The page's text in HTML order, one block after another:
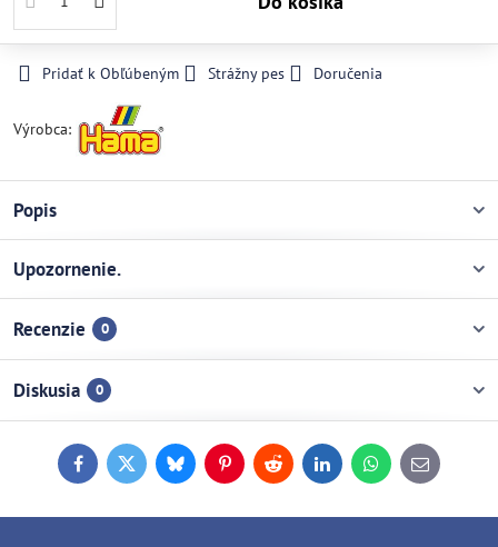
Pridať k Obľúbeným Strážny pes Doručenia
Výrobca:
Popis
Upozornenie.
Recenzie 0
Diskusia 0
FacebookTwitterBlueskyPinterestReddit LinkedInWhatsApp
E-
mail